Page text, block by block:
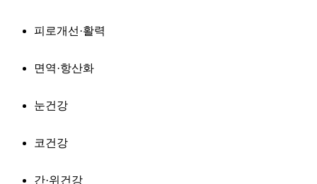
피로개선·활력
면역·항산화
눈건강
코건강
간·위건강